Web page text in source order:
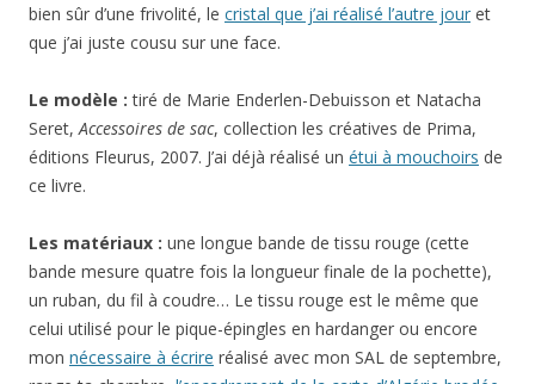
bien sûr d’une frivolité, le cristal que j’ai réalisé l’autre jour et
que j’ai juste cousu sur une face.
Le modèle : tiré de Marie Enderlen-Debuisson et Natacha
Seret,Accessoires de sac, collection les créatives de Prima,
éditions Fleurus, 2007. J’ai déjà réalisé un étui à mouchoirs de
ce livre.
Les matériaux : une longue bande de tissu rouge (cette
bande mesure quatre fois la longueur finale de la pochette),
un ruban, du fil à coudre… Le tissu rouge est le même que
celui utilisé pour le pique-épingles en hardanger ou encore
mon nécessaire à écrire réalisé avec mon SAL de septembre,